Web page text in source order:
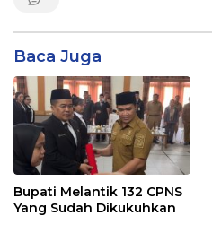
Baca Juga
Bupati Melantik 132 CPNS
Yang Sudah Dikukuhkan